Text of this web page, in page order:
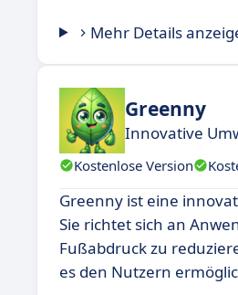
Mehr Details
Greenny
Innovative
Kostenlose Version
Greenny ist eine
Sie richtet sich an
Fußabdruck zu
es den Nutzern